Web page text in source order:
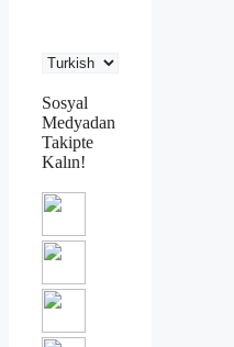
Sosyal
Medyadan
Takipte
Kalın!